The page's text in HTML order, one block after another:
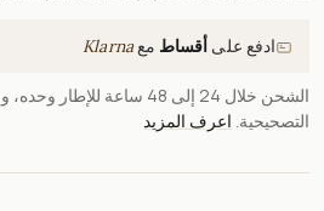
ادفع على أقساط معKlarna
التصحيحية. اعرف المزيد